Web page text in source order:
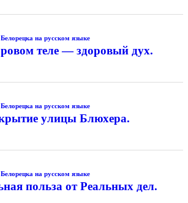
на русском языке
теле — здоровый дух.
на русском языке
улицы Блюхера.
на русском языке
польза от Реальных дел.